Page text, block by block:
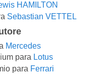
HAMILTON
Sebastian VETTEL
Mercedes
para Lotus
para Ferrari